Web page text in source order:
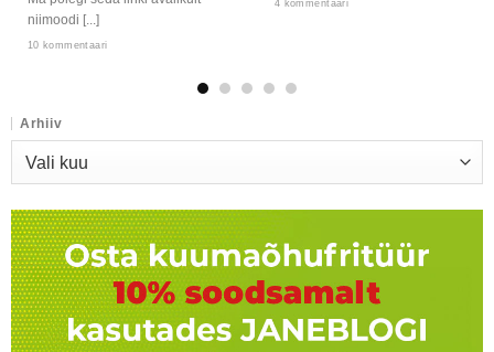
niimoodi [...]
10 kommentaari
4 kommentaari
Arhiiv
Arhiiv